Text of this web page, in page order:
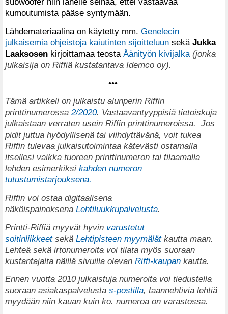
kumoutumista pääse syntymään.
Lähdemateriaalina on käytetty mm. Genelecin
julkaisemia ohjeistoja kaiutinten sijoitteluun sekä Jukka
Laaksosen kirjoittamaa teosta Äänityön kivijalka (jonka
julkaisija on Riffiä kustatantava Idemco oy).
•••
Tämä artikkeli on julkaistu alunperin Riffin
printtinumerossa 2/2020. Vastaavantyyppisiä tietoiskuja
julkaistaan verraten usein Riffin printtinumeroissa. Jos
pidit juttua hyödyllisenä tai viihdyttävänä, voit tukea
Riffin tulevaa julkaisutoimintaa kätevästi ostamalla
itsellesi vaikka tuoreen printtinumeron tai tilaamalla
lehden esimerkiksi kahden numeron
tutustumistarjouksena.
Riffin voi ostaa digitaalisena
näköispainoksena Lehtiluukkupalvelusta.
Printti-Riffiä myyvät hyvin varustetut
soitinliikkeet sekä Lehtipisteen myymälätkautta maan.
Lehteä sekä irtonumeroita voi tilata myös suoraan
kustantajalta näillä sivuilla olevan Riffi-kaupan kautta.
Ennen vuotta 2010 julkaistuja numeroita voi tiedustella
suoraan asiakaspalvelusta s-postilla, taannehtivia lehtiä
myydään niin kauan kuin ko. numeroa on varastossa.